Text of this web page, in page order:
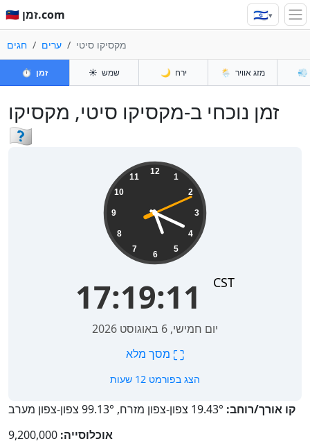
🇮🇱 זמן.com 🇮🇱▾
חגים ערים מקסיקו סיטי
⏱️ זמן ☀️ שמש 🌙 ירח 🌦️ מזג אוויר 💨
זמן נוכחי ב-מקסיקו סיטי, מקסיקו
🇲🇽
12
1
2
3
4
5
6
7
8
9
10
11
17:19:12 CST
יום חמישי, 6 באוגוסט 2026
⛶
הצג בפורמט 12 שעות
קו אורך/רוחב:
אוכלוסייה: